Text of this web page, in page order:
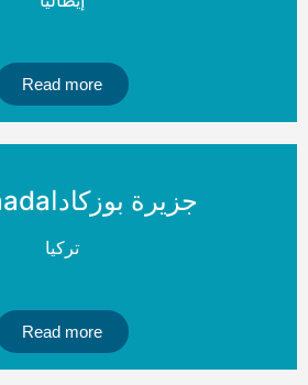
Read more
جزيرة بوزكاداBozcaada
تركيا
Read more